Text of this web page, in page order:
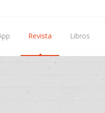
Revista Libros